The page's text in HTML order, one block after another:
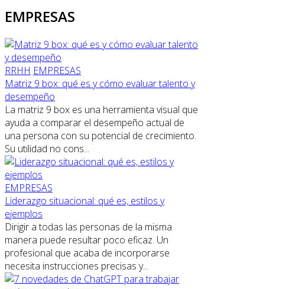
EMPRESAS
RRHH EMPRESAS
Matriz 9 box: qué es y cómo evaluar talento y
desempeño
La matriz 9 box es una herramienta visual que
ayuda a comparar el desempeño actual de
una persona con su potencial de crecimiento.
Su utilidad no cons...
EMPRESAS
Liderazgo situacional: qué es, estilos y
ejemplos
Dirigir a todas las personas de la misma
manera puede resultar poco eficaz. Un
profesional que acaba de incorporarse
necesita instrucciones precisas y...